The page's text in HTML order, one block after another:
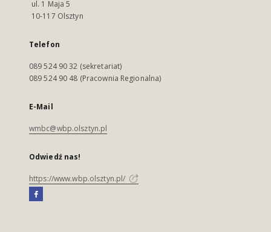
ul. 1 Maja 5
10-117 Olsztyn
Telefon
089 524 90 32 (sekretariat)
089 524 90 48 (Pracownia Regionalna)
E-Mail
wmbc@wbp.olsztyn.pl
Odwiedź nas!
https://www.wbp.olsztyn.pl/